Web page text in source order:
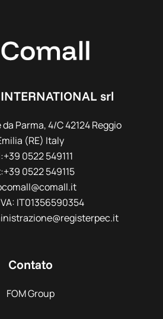
srl
Parma, 4/C 42124 Reggio
(RE) Italy
0522 549111
0522 549115
IT01356590354
Contato
FOM Group